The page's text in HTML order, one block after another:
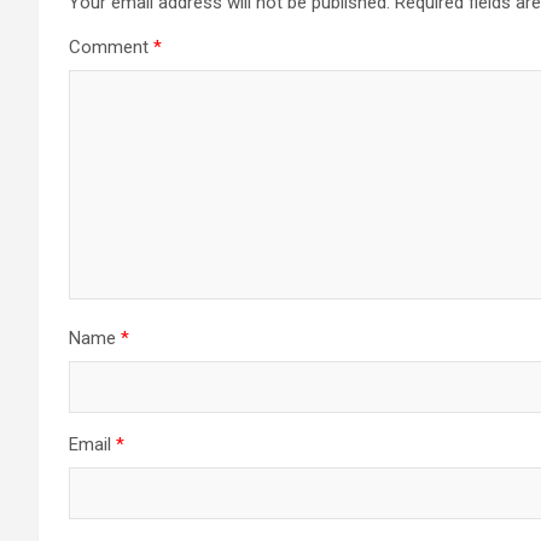
Comment *
Name *
Email *